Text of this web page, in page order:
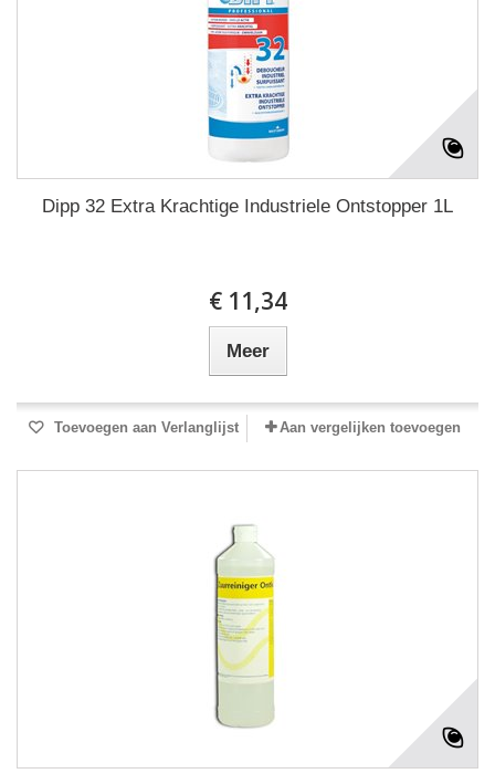
Dipp 32 Extra Krachtige Industriele Ontstopper 1L
€ 11,34
Meer
Toevoegen aan Verlanglijst Aan vergelijken toevoegen